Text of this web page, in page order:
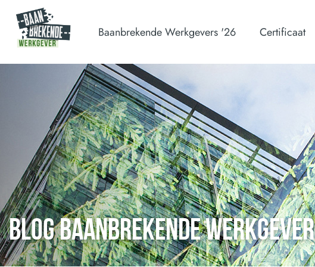
Baanbrekende Werkgevers '26 Certificaat
BLOG BAANBREKENDE WERKGEVER